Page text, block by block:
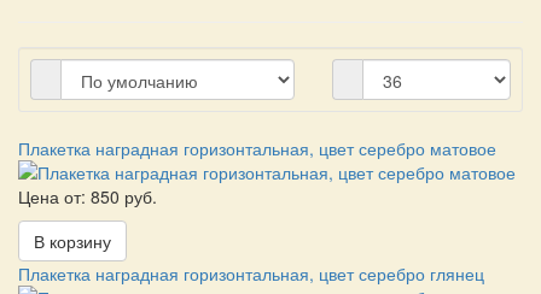
Плакетка наградная горизонтальная, цвет серебро матовое
Цена от: 850 руб.
В корзину
Плакетка наградная горизонтальная, цвет серебро глянец